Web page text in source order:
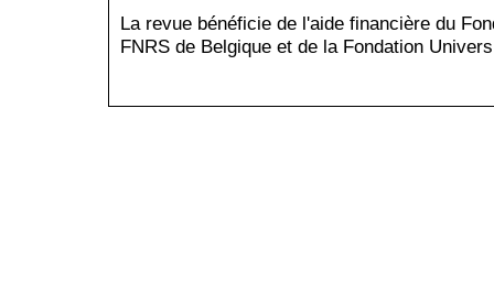
La revue bénéficie de l'aide financière du
FNRS de Belgique et de la Fondation